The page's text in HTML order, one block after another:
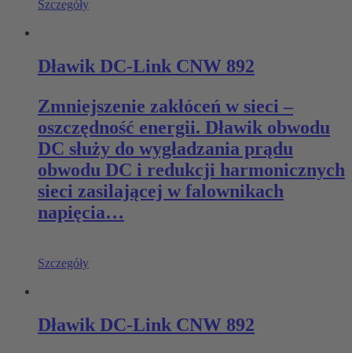
Szczegóły
Dławik DC-Link CNW 892
Zmniejszenie zakłóceń w sieci –
oszczędność energii. Dławik obwodu
DC służy do wygładzania prądu
obwodu DC i redukcji harmonicznych
sieci zasilającej w falownikach
napięcia…
Szczegóły
Dławik DC-Link CNW 892